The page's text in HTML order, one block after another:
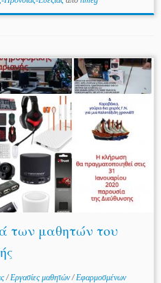
των μαθητών του
/Εργασίες μαθητών/Εφαρμοσμένων